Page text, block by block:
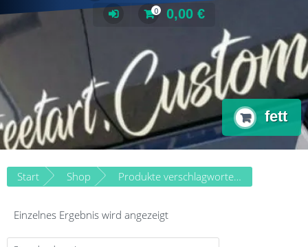
0 0,00 €
fett
Start Shop Produkte verschlagwortet mit „fett“
Einzelnes Ergebnis wird angezeigt